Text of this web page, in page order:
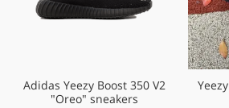
Adidas Yeezy Boost 350 V2
"Oreo" sneakers